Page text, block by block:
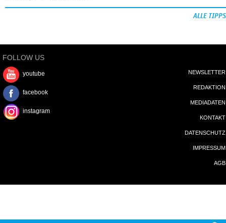
ALLE TIPPS
FOLLOW US
youtube
facebook
instagram
NEWSLETTER
REDAKTION
MEDIADATEN
KONTAKT
DATENSCHUTZ
IMPRESSUM
AGB